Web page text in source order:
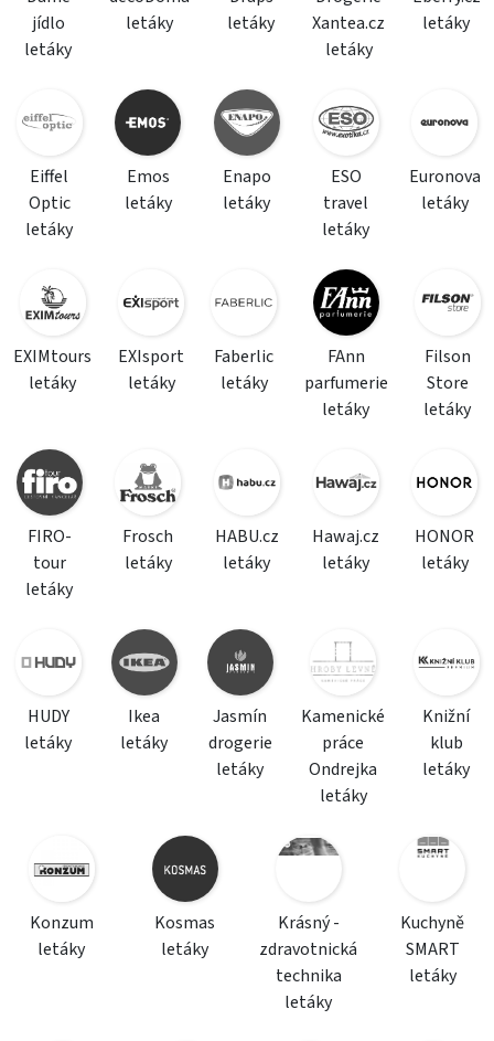
jídlo
letáky
letáky
letáky
Xantea.cz
letáky
letáky
Eiffel
Optic
letáky
Emos
letáky
Enapo
letáky
ESO
travel
letáky
Euronova
letáky
EXIMtours
letáky
EXIsport
letáky
Faberlic
letáky
FAnn
parfumerie
letáky
Filson
Store
letáky
FIRO-
tour
letáky
Frosch
letáky
HABU.cz
letáky
Hawaj.cz
letáky
HONOR
letáky
HUDY
letáky
Ikea
letáky
Jasmín
drogerie
letáky
Kamenické
práce
Ondrejka
letáky
Knižní
klub
letáky
Konzum
letáky
Kosmas
letáky
Krásný -
zdravotnická
technika
letáky
Kuchyně
SMART
letáky